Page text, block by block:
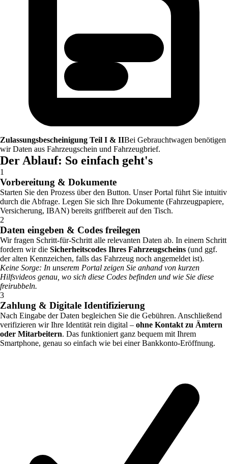
Zulassungsbescheinigung Teil I & IIBei Gebrauchtwagen benötigen
wir Daten aus Fahrzeugschein und Fahrzeugbrief.
Der Ablauf: So einfach geht's
1
Vorbereitung & Dokumente
Starten Sie den Prozess über den Button. Unser Portal führt Sie intuitiv
durch die Abfrage. Legen Sie sich Ihre Dokumente (Fahrzeugpapiere,
Versicherung, IBAN) bereits griffbereit auf den Tisch.
2
Daten eingeben & Codes freilegen
Wir fragen Schritt-für-Schritt alle relevanten Daten ab. In einem Schritt
fordern wir die Sicherheitscodes Ihres Fahrzeugscheins (und ggf.
der alten Kennzeichen, falls das Fahrzeug noch angemeldet ist).
Keine Sorge: In unserem Portal zeigen Sie anhand von kurzen
Hilfsvideos genau, wo sich diese Codes befinden und wie Sie diese
freirubbeln.
3
Zahlung & Digitale Identifizierung
Nach Eingabe der Daten begleichen Sie die Gebühren. Anschließend
verifizieren wir Ihre Identität rein digital – ohne Kontakt zu Ämtern
oder Mitarbeitern. Das funktioniert ganz bequem mit Ihrem
Smartphone, genau so einfach wie bei einer Bankkonto-Eröffnung.